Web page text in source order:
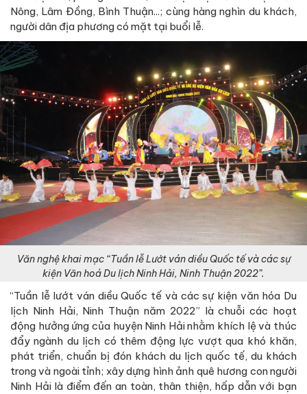
Nông, Lâm Đồng, Bình Thuận...; cùng hàng nghìn du khách,
người dân địa phương có mặt tại buổi lễ.
Văn nghệ khai mạc “Tuần lễ Lướt ván diều Quốc tế và các sự
kiện Văn hoá Du lịch Ninh Hải, Ninh Thuận 2022”.
“Tuần lễ lướt ván diều Quốc tế và các sự kiện văn hóa Du
lịch Ninh Hải, Ninh Thuận năm 2022” là chuỗi các hoạt
động hưởng ứng của huyện Ninh Hải nhằm khích lệ và thúc
đẩy ngành du lịch có thêm động lực vượt qua khó khăn,
phát triển, chuẩn bị đón khách du lịch quốc tế, du khách
trong và ngoài tỉnh; xây dựng hình ảnh quê hương con người
Ninh Hải là điểm đến an toàn, thân thiện, hấp dẫn với bạn